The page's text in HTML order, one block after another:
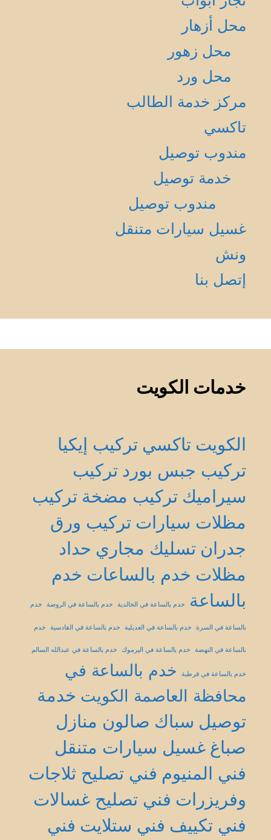
محل أزهار
محل زهور
محل ورد
مركز خدمة الطالب
تاكسي
مندوب توصيل
خدمة توصيل
مندوب توصيل
غسيل سيارات متنقل
ونش
إتصل بنا
خدمات الكويت
الكويت تاكسي تركيب إيكيا
تركيب جبس بورد تركيب
سيراميك تركيب مضخة تركيب
مظلات سيارات تركيب ورق
جدران تسليك مجاري حداد
مظلات خدم بالساعات خدم
بالساعة
خدم بالساعة في الخالدية خدم بالساعة في الروضة خدم
بالساعة في السرة خدم بالساعة في العديلية خدم بالساعة في القادسية خدم
بالساعة في النهضة خدم بالساعة في اليرموك خدم بالساعة في عبدالله السالم
خدم بالساعة في قرطبة
خدم بالساعة في
محافظة العاصمة الكويت خدمة
توصيل سباك صالون منازل
صباغ غسيل سيارات متنقل
فني المنيوم فني تصليح ثلاجات
وفريزرات فني تصليح غسالات
فني تكييف فني ستلايت فني